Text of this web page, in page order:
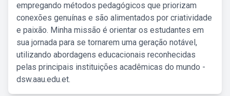
empregando métodos pedagógicos que priorizam
conexões genuínas e são alimentados por criatividade
e paixão. Minha missão é orientar os estudantes em
sua jornada para se tornarem uma geração notável,
utilizando abordagens educacionais reconhecidas
pelas principais instituições acadêmicas do mundo -
dsw.aau.edu.et.